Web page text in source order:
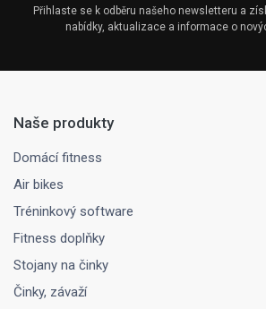
Přihlaste se k odběru našeho newsletteru a
nabídky, aktualizace a informace o
Naše produkty
Domácí fitness
Air bikes
Tréninkový software
Fitness doplňky
Stojany na činky
Činky, závaží